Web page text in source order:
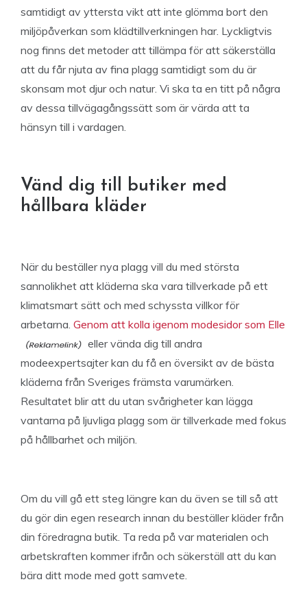
samtidigt av yttersta vikt att inte glömma bort den
miljöpåverkan som klädtillverkningen har. Lyckligtvis
nog finns det metoder att tillämpa för att säkerställa
att du får njuta av fina plagg samtidigt som du är
skonsam mot djur och natur. Vi ska ta en titt på några
av dessa tillvägagångssätt som är värda att ta
hänsyn till i vardagen.
Vänd dig till butiker med
hållbara kläder
När du beställer nya plagg vill du med största
sannolikhet att kläderna ska vara tillverkade på ett
klimatsmart sätt och med schyssta villkor för
arbetarna. Genom att kolla igenom modesidor som Elle
eller vända dig till andra
modeexpertsajter kan du få en översikt av de bästa
kläderna från Sveriges främsta varumärken.
Resultatet blir att du utan svårigheter kan lägga
vantarna på ljuvliga plagg som är tillverkade med fokus
på hållbarhet och miljön.
Om du vill gå ett steg längre kan du även se till så att
du gör din egen research innan du beställer kläder från
din föredragna butik. Ta reda på var materialen och
arbetskraften kommer ifrån och säkerställ att du kan
bära ditt mode med gott samvete.